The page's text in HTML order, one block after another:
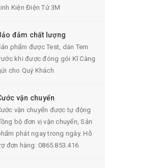
Kiện Điện Tử 3M
đảm chất lượng
phẩm được Test, dán Tem
khi được đóng gói Kĩ Càng
cho Quý Khách
vận chuyển
vận chuyển được tự động
bộ đơn vị vận chuyển, Sản
phát ngay trong ngày. Hỗ
đơn hàng: 0865.853.416